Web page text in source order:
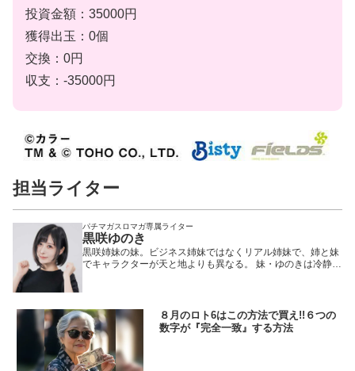
投資金額：35000円
獲得出玉：0個
交換：0円
収支：-35000円
担当ライター
パチマガスロマガ専属ライター
黒咲ゆのき
黒咲姉妹の妹。ビジネス姉妹ではなくリアル姉妹で、姉と妹
でキャラクターが天と地よりも異なる。 妹・ゆのきは冷静沈
いがちなところも。しかし、最終的には平均以上に何でもこ
なしてしまうマルチな才能の持ち主。また、その冷静さで暴
走＆興奮気味の姉を横目に1人淡々としていることも多い。
パチンコ・パチスロの知識はやや少なめだが、原作が好きな
機種への愛は誰よりも深い。特にガンダム愛は自他ともに認
８月のロト6はこの方法で買え!!６つの
数字が『完全一致』する方法